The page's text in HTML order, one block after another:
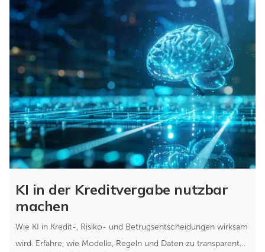
KI in der Kreditvergabe nutzbar
machen
Wie KI in Kredit-, Risiko- und Betrugsentscheidungen wirksam
wird. Erfahre, wie Modelle, Regeln und Daten zu transparenten